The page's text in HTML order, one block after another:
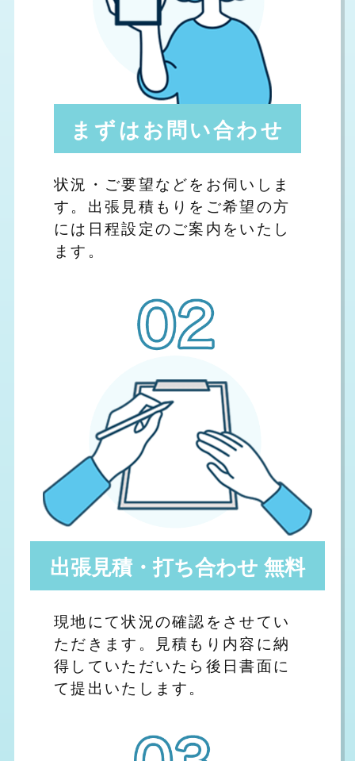
まずはお問い合わせ
状況・ご要望などをお伺いしま
す。出張見積もりをご希望の方
には日程設定のご案内をいたし
ます。
出張見積・打ち合わせ 無料
現地にて状況の確認をさせてい
ただきます。見積もり内容に納
得していただいたら後日書面に
て提出いたします。